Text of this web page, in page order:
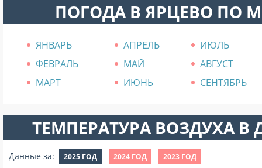
ПОГОДА В ЯРЦЕВО ПО
ЯНВАРЬ АПРЕЛЬ
ИЮЛЬ
ФЕВРАЛЬ
МАЙ
АВГУСТ
МАРТ
ИЮНЬ СЕНТЯБРЬ
ТЕМПЕРАТУРА ВОЗДУХА В
Данные за: 2025 ГОД 2024 ГОД 2023 ГОД